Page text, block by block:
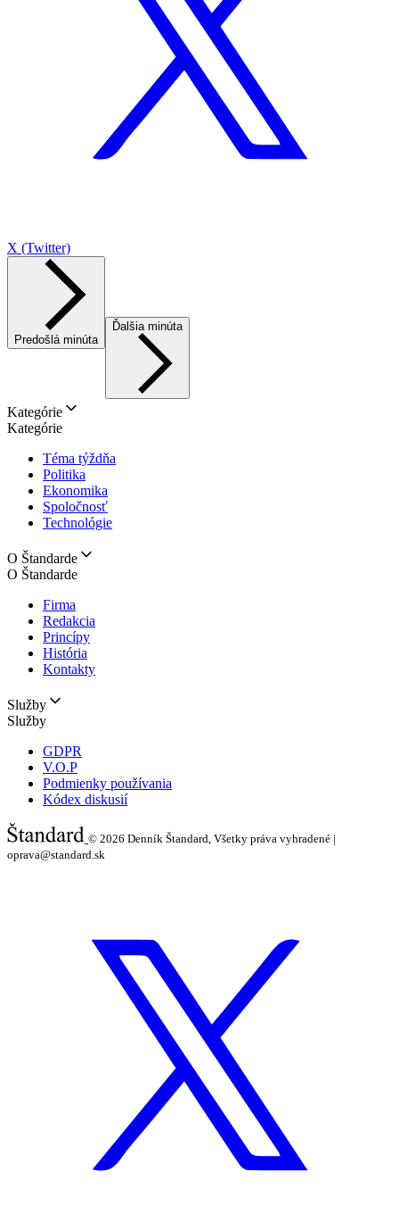
X (Twitter)
Predošlá minúta
Ďalšia minúta
Kategórie
Kategórie
Téma týždňa
Politika
Ekonomika
Spoločnosť
Technológie
O Štandarde
O Štandarde
Firma
Redakcia
Princípy
História
Kontakty
Služby
Služby
GDPR
V.O.P
Podmienky používania
Kódex diskusií
© 2026 Denník Štandard, Všetky práva vyhradené |
oprava@standard.sk